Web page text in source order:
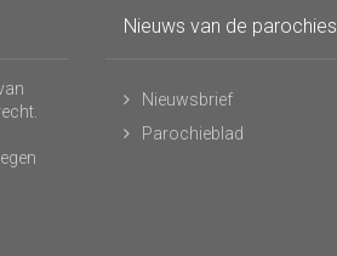
Nieuws van de parochies
Nieuwsbrief
Parochieblad